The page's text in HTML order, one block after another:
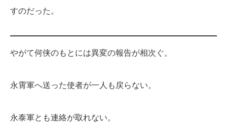
すのだった。
やがて何侠のもとには異変の報告が相次ぐ。
永霄軍へ送った使者が一人も戻らない。
永泰軍とも連絡が取れない。